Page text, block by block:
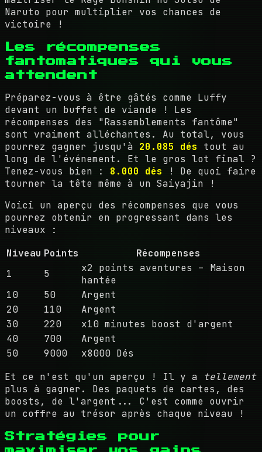
Naruto pour multiplier vos chances de
victoire !
Les récompenses
fantomatiques qui vous
attendent
Préparez-vous à être gâtés comme Luffy
devant un buffet de viande ! Les
récompenses des "Rassemblements fantôme"
sont vraiment alléchantes. Au total, vous
pourrez gagner jusqu'à 20.085 dés tout au
long de l'événement. Et le gros lot final ?
Tenez-vous bien : 8.000 dés ! De quoi faire
tourner la tête même à un Saiyajin !
Voici un aperçu des récompenses que vous
pourrez obtenir en progressant dans les
niveaux :
Niveau Points
Récompenses
1
5
x2 points aventures – Maison
hantée
10
50
Argent
20
110
Argent
30
220
x10 minutes boost d'argent
40
700
Argent
50
9000
x8000 Dés
Et ce n'est qu'un aperçu ! Il y a tellement
plus à gagner. Des paquets de cartes, des
boosts, de l'argent... C'est comme ouvrir
un coffre au trésor après chaque niveau !
Stratégies pour